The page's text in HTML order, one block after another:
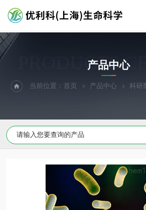
PRODUCTS
产品中心
当前位置：首页 产品中心 科研